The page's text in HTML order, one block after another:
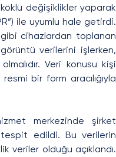
köklü değişiklikler yaparak
ile uyumlu hale getirdi.
gibi cihazlardan toplanan
görüntü verilerini işlerken,
Veri konusu kişi
bir form aracılığıyla
merkezinde şirket
tespit edildi. Bu verilerin
veriler olduğu açıklandı.